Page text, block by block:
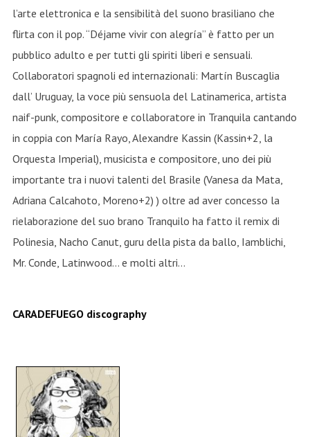
l’arte elettronica e la sensibilità del suono brasiliano che
flirta con il pop. “Déjame vivir con alegría” è fatto per un
pubblico adulto e per tutti gli spiriti liberi e sensuali.
Collaboratori spagnoli ed internazionali: Martín Buscaglia
dall’ Uruguay, la voce più sensuola del Latinamerica, artista
naif-punk, compositore e collaboratore in Tranquila cantando
in coppia con María Rayo, Alexandre Kassin (Kassin+2, la
Orquesta Imperial), musicista e compositore, uno dei più
importante tra i nuovi talenti del Brasile (Vanesa da Mata,
Adriana Calcahoto, Moreno+2) ) oltre ad aver concesso la
rielaborazione del suo brano Tranquilo ha fatto il remix di
Polinesia, Nacho Canut, guru della pista da ballo, Iamblichi,
Mr. Conde, Latinwood… e molti altri…
CARADEFUEGO discography